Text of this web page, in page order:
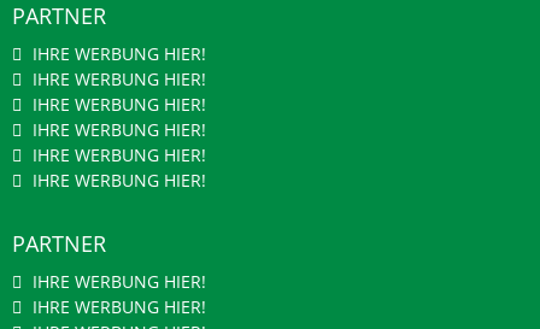
PARTNER
IHRE WERBUNG HIER!
IHRE WERBUNG HIER!
IHRE WERBUNG HIER!
IHRE WERBUNG HIER!
IHRE WERBUNG HIER!
IHRE WERBUNG HIER!
PARTNER
IHRE WERBUNG HIER!
IHRE WERBUNG HIER!